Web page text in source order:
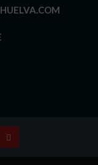
TÉRMINOS